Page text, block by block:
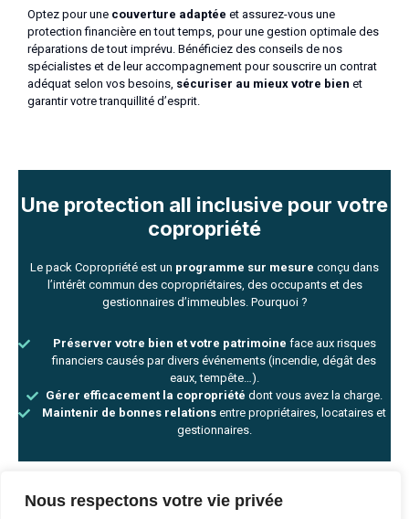
Nous respectons votre vie privée
Optez pour une couverture adaptée et assurez-vous une
protection financière en tout temps, pour une gestion optimale des
réparations de tout imprévu. Bénéficiez des conseils de nos
spécialistes et de leur accompagnement pour souscrire un contrat
adéquat selon vos besoins, sécuriser au mieux votre bien et
garantir votre tranquillité d’esprit.
Une protection all inclusive pour votre
copropriété
Le pack Copropriété est un programme sur mesure conçu dans
l’intérêt commun des copropriétaires, des occupants et des
gestionnaires d’immeubles. Pourquoi ?
Préserver votre bien et votre patrimoine face aux risques
financiers causés par divers événements (incendie, dégât des
eaux, tempête…).
Gérer efficacement la copropriété dont vous avez la charge.
Maintenir de bonnes relations entre propriétaires, locataires et
gestionnaires.